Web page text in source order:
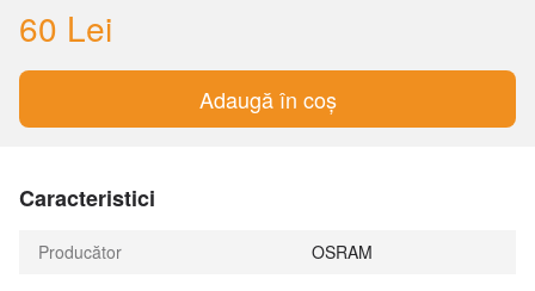
60 Lei
Adaugă în coș
Caracteristici
Producător OSRAM